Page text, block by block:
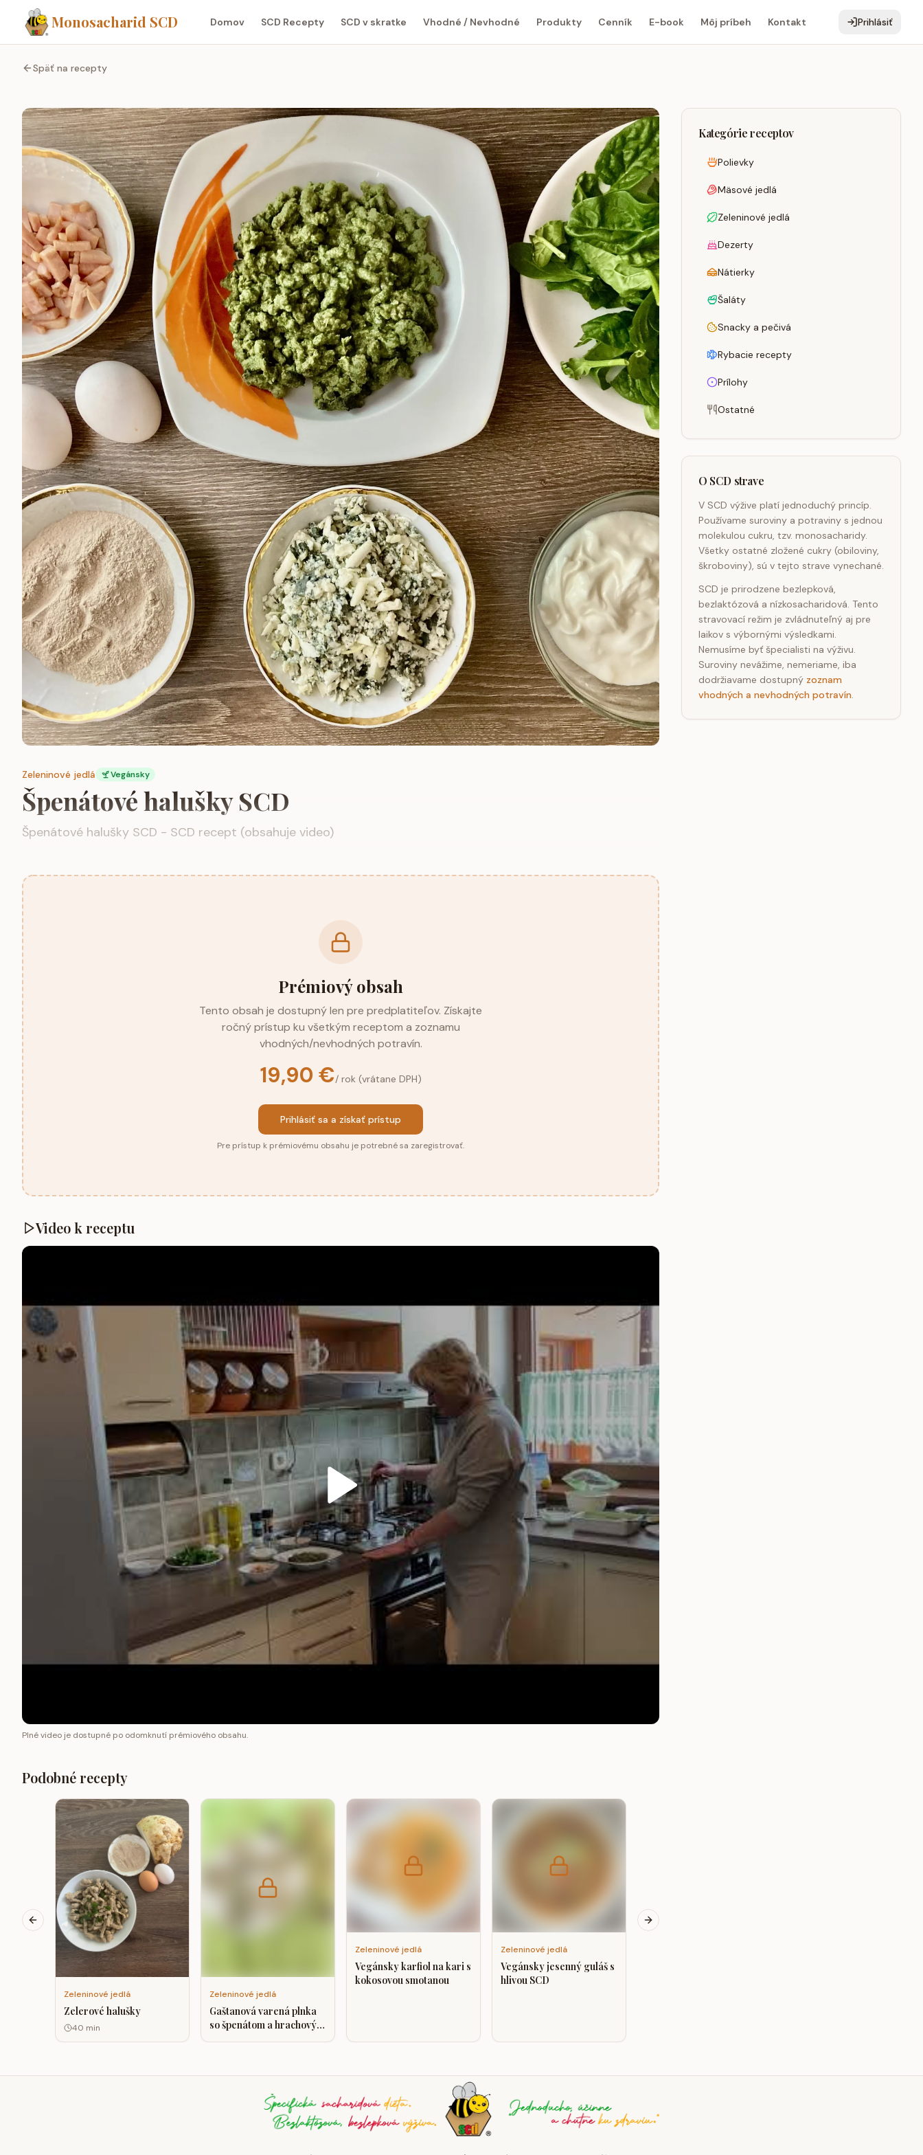
Monosacharid SCD Domov SCD Recepty SCD v skratke Vhodné / Nevhodné Produkty Cenník E-book Môj príbeh Kontakt Prihlásiť
Späť na recepty
Zeleninové jedlá Vegánsky
Špenátové halušky SCD
Špenátové halušky SCD - SCD recept (obsahuje video)
Prémiový obsah
Tento obsah je dostupný len pre predplatiteľov. Získajte
ročný prístup ku všetkým receptom a zoznamu
vhodných/nevhodných potravín.
19,90 €/ rok (vrátane DPH)
Prihlásiť sa a získať prístup
Pre prístup k prémiovému obsahu je potrebné sa zaregistrovať.
Video k receptu
Plné video je dostupné po odomknutí prémiového obsahu.
Podobné recepty
Zeleninové jedlá
Zelerové halušky
40 min
Zeleninové jedlá
Gaštanová varená plnka
so špenátom a hrachovým
Zeleninové jedlá
Vegánsky karfiol na kari s
kokosovou smotanou
Zeleninové jedlá
Vegánsky jesenný guláš s
hlivou SCD
Previous slide Next slide
Kategórie receptov
Polievky
Mäsové jedlá
Zeleninové jedlá
Dezerty
Nátierky
Šaláty
Snacky a pečivá
Rybacie recepty
Prílohy
Ostatné
O SCD strave
V SCD výžive platí jednoduchý princíp.
Používame suroviny a potraviny s jednou
molekulou cukru, tzv. monosacharidy.
Všetky ostatné zložené cukry (obiloviny,
škroboviny), sú v tejto strave vynechané.
SCD je prirodzene bezlepková,
bezlaktózová a nízkosacharidová. Tento
stravovací režim je zvládnuteľný aj pre
laikov s výbornými výsledkami.
Nemusíme byť špecialisti na výživu.
Suroviny nevážime, nemeriame, iba
dodržiavame dostupný zoznam
vhodných a nevhodných potravín.